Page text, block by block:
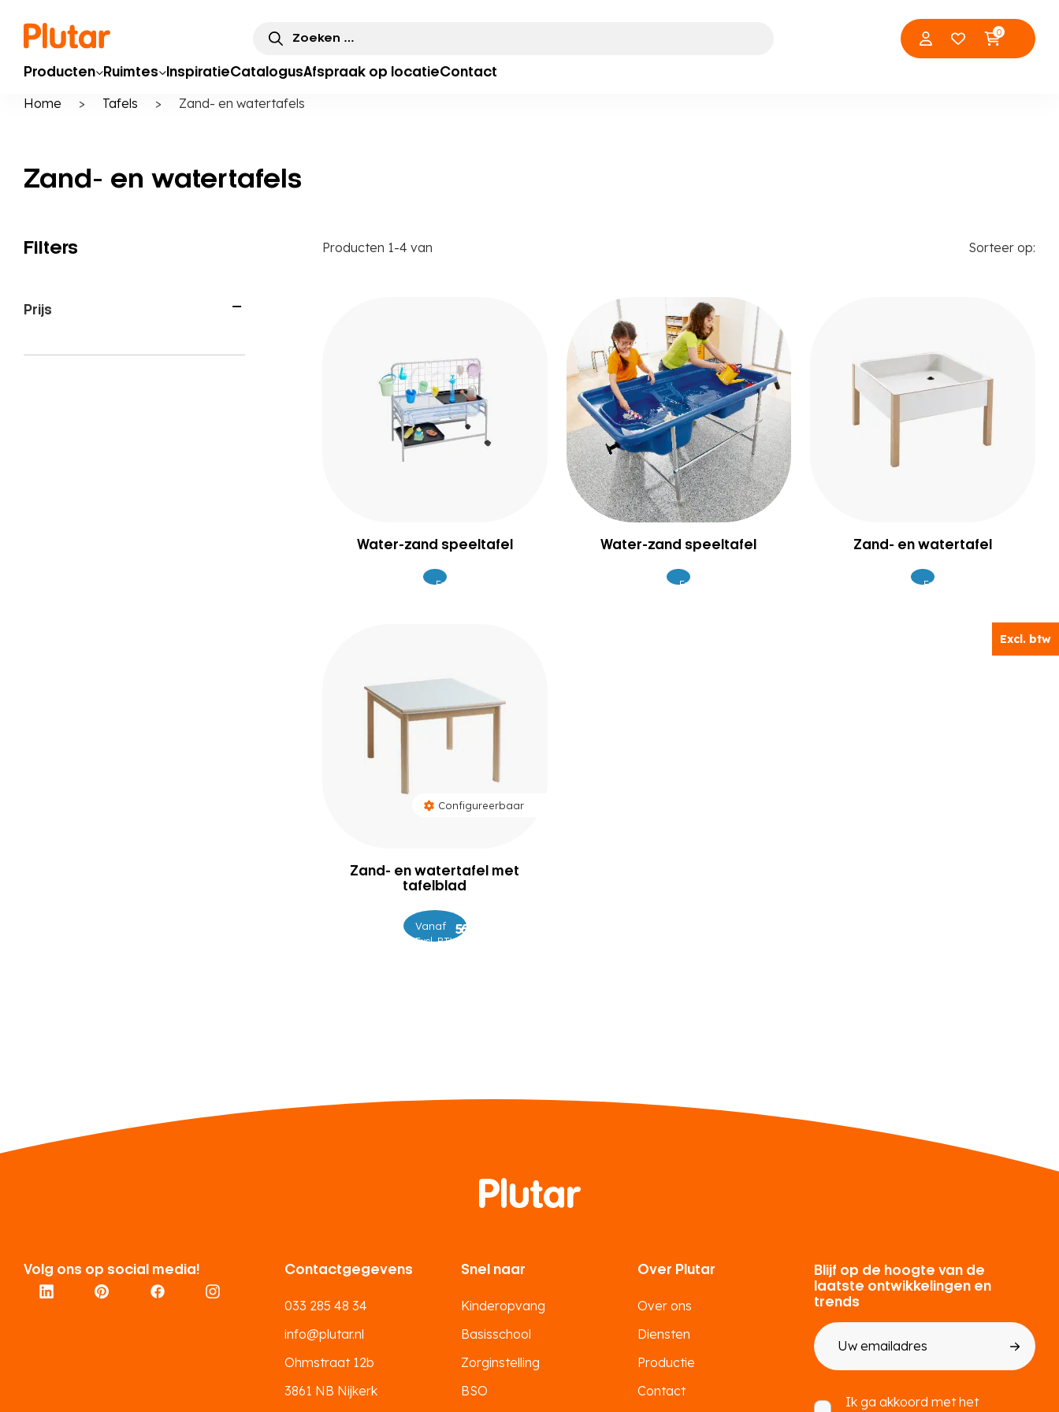
Excl. btw
0
Zoeken
naar:
Producten Ruimtes InspiratieCatalogusAfspraak op locatieContact
Home > Tafels > Zand- en watertafels
Excl. btw
Zand- en watertafels
Filters
Prijs
Producten 1-4 van Sorteer op:
Water-zand speeltafel
599
Excl.
Water-zand speeltafel
509
Excl.
Zand- en watertafel
619
Excl.
Configureerbaar
Zand- en watertafel met
tafelblad
Vanaf 539
639
Excl. BTW
Volg ons op social media! Contactgegevens
033 285 48 34
info@plutar.nl
Ohmstraat 12b
3861 NB Nijkerk
Snel naar
Kinderopvang
Basisschool
Zorginstelling
BSO
Over Plutar
Over ons
Diensten
Productie
Contact
Blijf op de hoogte van de
laatste ontwikkelingen en
trends
E-
mailadres
Ik ga akkoord met het